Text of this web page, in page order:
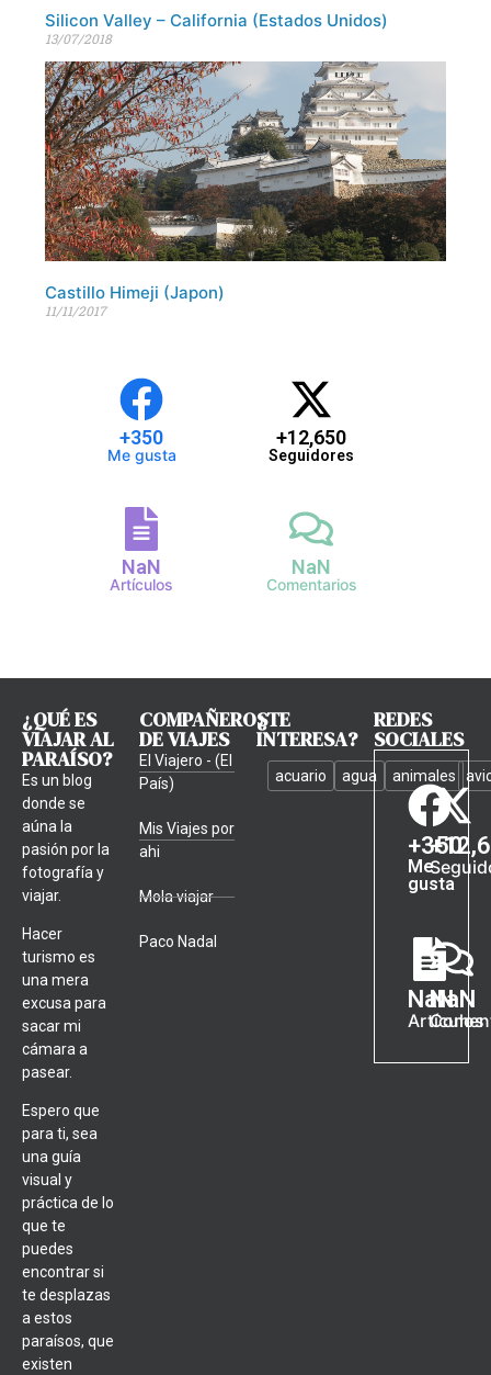
Silicon Valley – California (Estados Unidos)
13/07/2018
Castillo Himeji (Japon)
11/11/2017
+350
Me gusta
+12,650
Seguidores
NaN
Artículos
NaN
Comentarios
¿QUÉ ES
VIAJAR AL
PARAÍSO?
Es un blog
donde se
aúna la
pasión por la
fotografía y
viajar.
Hacer
turismo es
una mera
excusa para
sacar mi
cámara a
pasear.
Espero que
para ti, sea
una guía
visual y
práctica de lo
que te
puedes
encontrar si
te desplazas
a estos
paraísos, que
existen
COMPAÑEROS
DE VIAJES
El Viajero - (El
País)
Mis Viajes por
ahi
Mola viajar
Paco Nadal
¿TE
INTERESA?
acuario agua animales
REDES
SOCIALES
+350
Me
gusta
+
NaN
Artículos
NaN